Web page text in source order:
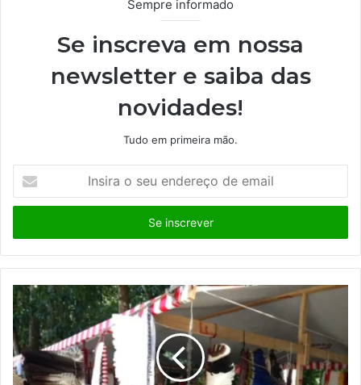
Sempre informado
Se inscreva em nossa
newsletter e saiba das
novidades!
Tudo em primeira mão.
s
r
a
s
e
u
e
n
d